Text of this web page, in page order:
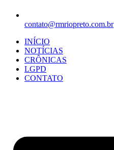
contato@rmriopreto.com.br
INÍCIO
NOTÍCIAS
CRÔNICAS
LGPD
CONTATO